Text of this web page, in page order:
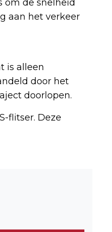
om de snelheid
aan het verkeer
is alleen
door het
doorlopen.
flitser. Deze
WORLD